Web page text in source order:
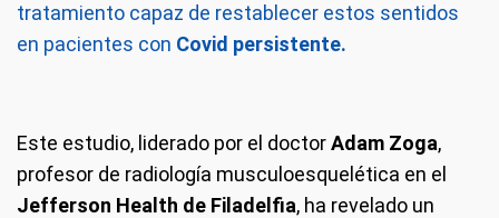
tratamiento capaz de restablecer estos sentidos
en pacientes con Covid persistente.
Este estudio, liderado por el doctorAdam Zoga,
profesor de radiología musculoesquelética en el
Jefferson Health de Filadelfia, ha revelado un